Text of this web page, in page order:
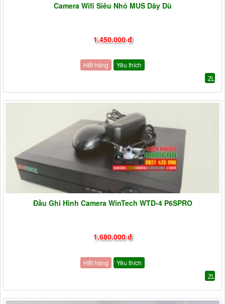
Camera Wifi Siêu Nhỏ MUS Dây Dù
1.450.000 đ
Hết hàng
Yêu thích
ZL
Đầu Ghi Hình Camera WinTech WTD-4 P6SPRO
1.680.000 đ
Hết hàng
Yêu thích
ZL